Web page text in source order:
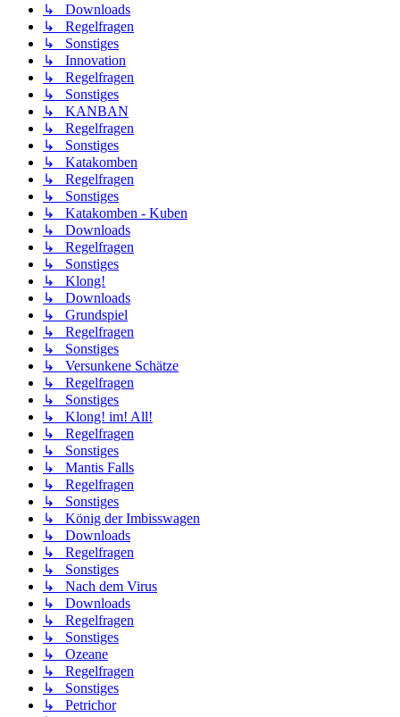
↳ Downloads
↳ Regelfragen
↳ Sonstiges
↳ Innovation
↳ Regelfragen
↳ Sonstiges
↳ KANBAN
↳ Regelfragen
↳ Sonstiges
↳ Katakomben
↳ Regelfragen
↳ Sonstiges
↳ Katakomben - Kuben
↳ Downloads
↳ Regelfragen
↳ Sonstiges
↳ Klong!
↳ Downloads
↳ Grundspiel
↳ Regelfragen
↳ Sonstiges
↳ Versunkene Schätze
↳ Regelfragen
↳ Sonstiges
↳ Klong! im! All!
↳ Regelfragen
↳ Sonstiges
↳ Mantis Falls
↳ Regelfragen
↳ Sonstiges
↳ König der Imbisswagen
↳ Downloads
↳ Regelfragen
↳ Sonstiges
↳ Nach dem Virus
↳ Downloads
↳ Regelfragen
↳ Sonstiges
↳ Ozeane
↳ Regelfragen
↳ Sonstiges
↳ Petrichor